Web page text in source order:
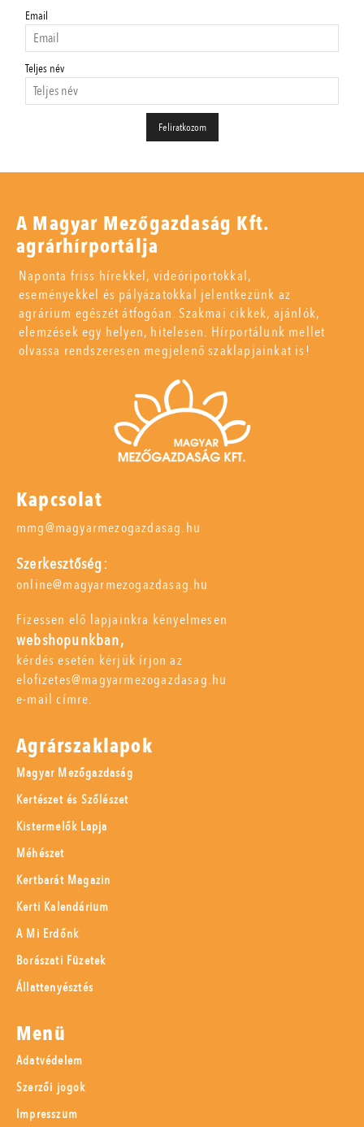
Email
Teljes név
A Magyar Mezőgazdaság Kft.
agrárhírportálja
Naponta friss hírekkel, videóriportokkal,
eseményekkel és pályázatokkal jelentkezünk az
agrárium egészét átfogóan. Szakmai cikkek, ajánlók,
elemzések egy helyen, hitelesen. Hírportálunk mellet
olvassa rendszeresen megjelenő szaklapjainkat is!
Kapcsolat
mmg@magyarmezogazdasag.hu
Szerkesztőség:
online@magyarmezogazdasag.hu
Fizessen elő lapjainkra kényelmesen
webshopunkban,
kérdés esetén kérjük írjon az
elofizetes@magyarmezogazdasag.hu
e-mail címre.
Agrárszaklapok
Magyar Mezőgazdaság
Kertészet és Szőlészet
Kistermelők Lapja
Méhészet
Kertbarát Magazin
Kerti Kalendárium
A Mi Erdőnk
Borászati Füzetek
Állattenyésztés
Menü
Adatvédelem
Szerzői jogok
Impresszum